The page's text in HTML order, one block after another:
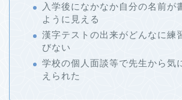
入学後になかなか自分の名前が
ように見える
漢字テストの出来がどんなに練
びない
学校の個人面談等で先生から気
えられた